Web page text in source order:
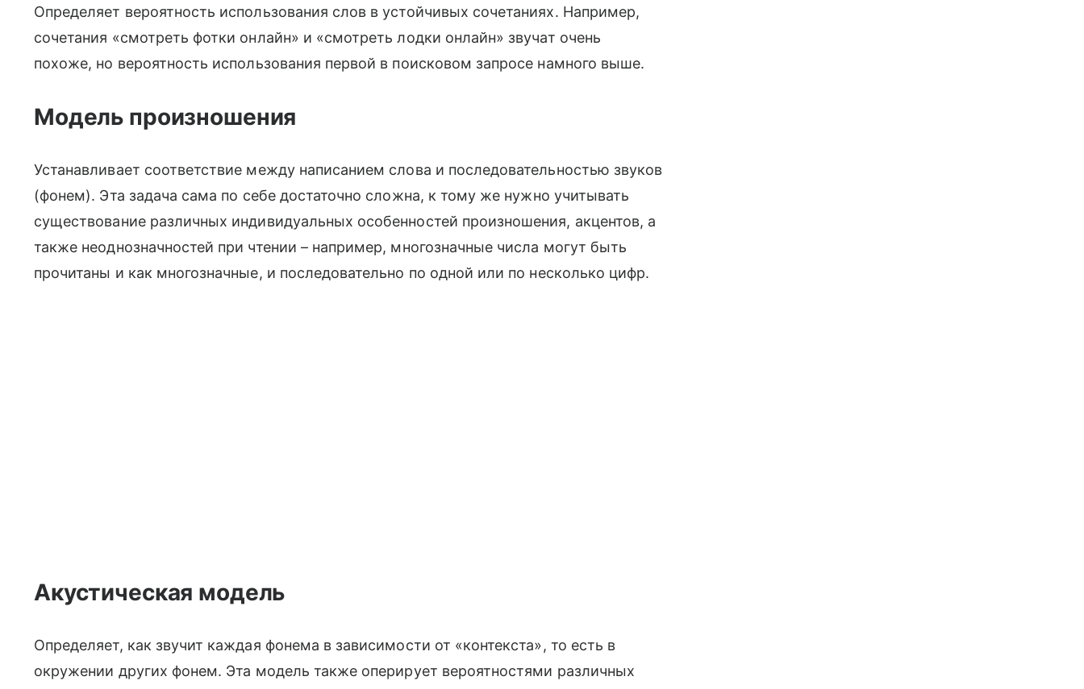
Определяет вероятность использования слов в устойчивых сочетаниях. Например,
сочетания «смотреть фотки онлайн» и «смотреть лодки онлайн» звучат очень
похоже, но вероятность использования первой в поисковом запросе намного выше.
Модель произношения
Устанавливает соответствие между написанием слова и последовательностью звуков
(фонем). Эта задача сама по себе достаточно сложна, к тому же нужно учитывать
существование различных индивидуальных особенностей произношения, акцентов, а
также неоднозначностей при чтении – например, многозначные числа могут быть
прочитаны и как многозначные, и последовательно по одной или по несколько цифр.
Акустическая модель
Определяет, как звучит каждая фонема в зависимости от «контекста», то есть в
окружении других фонем. Эта модель также оперирует вероятностями различных